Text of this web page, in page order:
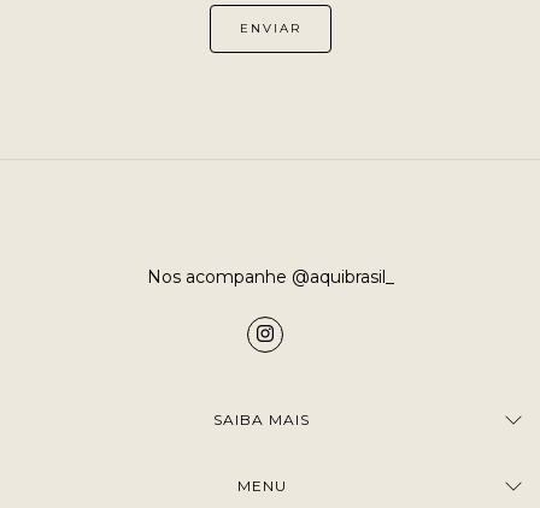
Nos acompanhe @aquibrasil_
SAIBA MAIS
MENU